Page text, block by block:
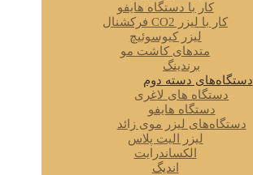
کار با دستگاه هایفو
کار با لیزر CO2 فرکشنال
لیزر کیوسوئیچ
متدهای کاشت مو
برندینگ
دستگاه‌های دسته دوم
دستگاه های لاغری
دستگاه هایفو
دستگاه‌های لیزر موی زائد
لیزر الیت پلاس
الکساندرایت
اندیگ